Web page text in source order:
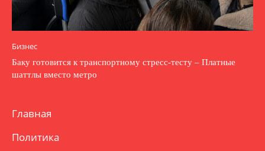
Бизнес
Баку готовится к транспортному стресс-тесту – Платные
шаттлы вместо метро
Главная
Политика